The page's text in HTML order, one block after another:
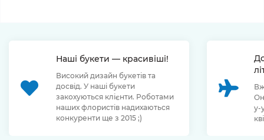
Наші букети — красивіші!
Високий дизайн букетів та
досвід. У наші букети
закохуються клієнти. Роботами
наших флористів надихаються
конкуренти ще з 2015 ;)
у-